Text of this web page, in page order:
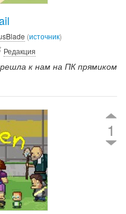
(источник)
Редакция
к нам на ПК прямиком
1